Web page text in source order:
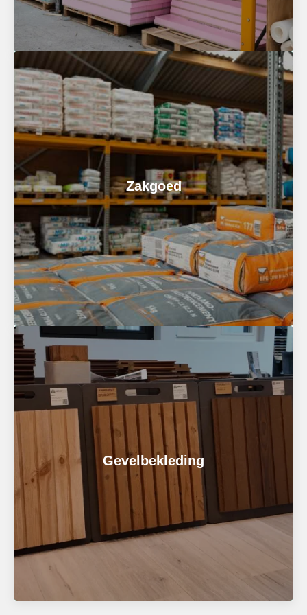
Folies
Bescherm jouw bouwproject optimaal met de juiste
folie. Wij hebben folies voor elke toepassing, van
vochtwerend tot dampopen. Zo blijft jouw constructie
in topconditie.
Bel voor meer informatie
Zakgoed
Zakgoed
Op zoek naar de juiste mortels en bindmiddelen voor
jouw project? In ons assortiment vind je allerlei
soorten zakgoed, van betonmortel en cement tot
lijmen.
Bel voor meer informatie
Gevelbekleding